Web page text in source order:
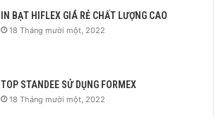
IN BẠT HIFLEX GIÁ RẺ CHẤT LƯỢNG CAO
18 Tháng mười một, 2022
TOP STANDEE SỬ DỤNG FORMEX
18 Tháng mười một, 2022